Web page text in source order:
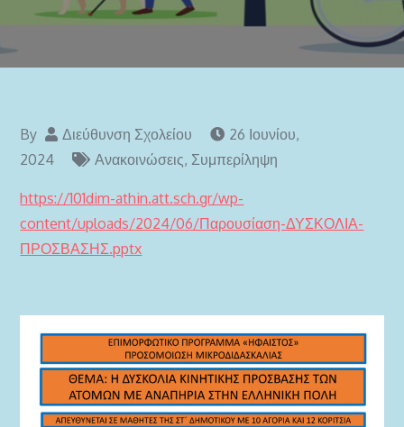
By Διεύθυνση Σχολείου
26 Ιουνίου,
2024
Ανακοινώσεις, Συμπερίληψη
https://101dim-athin.att.sch.gr/wp-
content/uploads/2024/06/Παρουσίαση-ΔΥΣΚΟΛΙΑ-
ΠΡΟΣΒΑΣΗΣ.pptx